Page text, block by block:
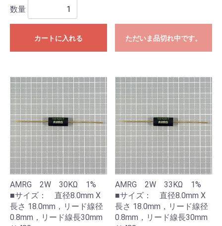
数量
カートに入れる ただいま品切れ中です。
AMRG 2W 30KΩ 1%
■サイズ： 直径8.0mm X
長さ 18.0mm，リード線径
0.8mm，リード線長30mm
AMRG 2W 33KΩ 1%
■サイズ： 直径8.0mm X
長さ 18.0mm，リード線径
0.8mm，リード線長30mm